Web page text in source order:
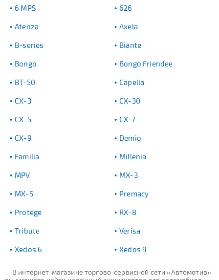
6 MPS 626
Atenza Axela
B-series Biante
Bongo Bongo Friendee
BT-50 Capella
CX-3 CX-30
CX-5 CX-7
CX-9 Demio
Familia Millenia
MPV MX-3
MX-5 Premacy
Protege RX-8
Tribute Verisa
Xedos 6 Xedos 9
В интернет-магазине торгово-сервисной сети «Автомотив»